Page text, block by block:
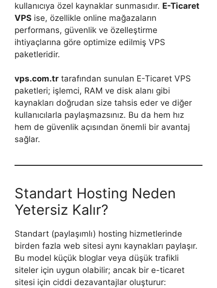
kullanıcıya özel kaynaklar sunmasıdır. E-Ticaret
VPS ise, özellikle online mağazaların
performans, güvenlik ve özelleştirme
ihtiyaçlarına göre optimize edilmiş VPS
paketleridir.
vps.com.tr tarafından sunulan E-Ticaret VPS
paketleri; işlemci, RAM ve disk alanı gibi
kaynakları doğrudan size tahsis eder ve diğer
kullanıcılarla paylaşmazsınız. Bu da hem hız
hem de güvenlik açısından önemli bir avantaj
sağlar.
Standart Hosting Neden
Yetersiz Kalır?
Standart (paylaşımlı) hosting hizmetlerinde
birden fazla web sitesi aynı kaynakları paylaşır.
Bu model küçük bloglar veya düşük trafikli
siteler için uygun olabilir; ancak bir e-ticaret
sitesi için ciddi dezavantajlar oluşturur: